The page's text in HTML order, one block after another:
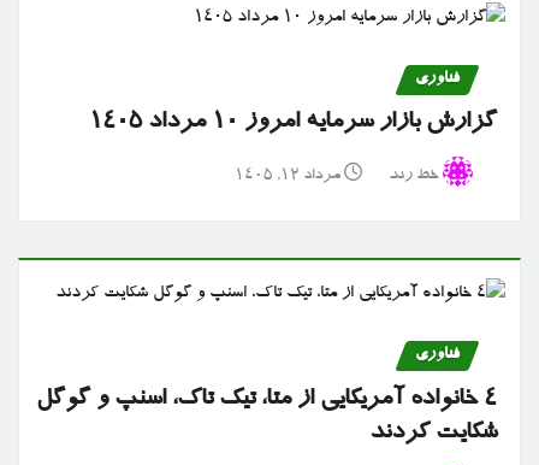
فناوری
گزارش بازار سرمایه امروز ۱۰ مرداد ۱۴۰۵
خط رند مرداد ۱۲, ۱۴۰۵
فناوری
۴ خانواده آمریکایی از متا، تیک تاک، اسنپ و گوگل
شکایت کردند